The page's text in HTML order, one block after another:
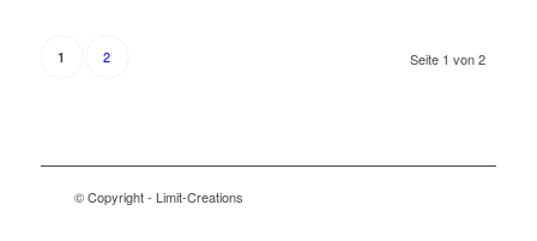
Seite 1 von 2
1 2
© Copyright - Limit-Creations